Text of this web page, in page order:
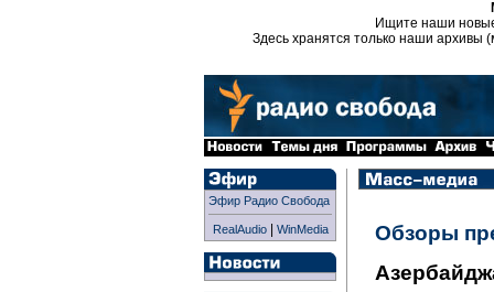
Ищите наши
Здесь хранятся только наши архивы
Эфир Радио Свобода
RealAudio| WinMedia
Обзоры